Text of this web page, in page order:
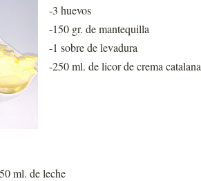
-3 huevos
-150 gr. de mantequilla
-1 sobre de levadura
-250 ml. de licor de crema catalana
ml. de leche